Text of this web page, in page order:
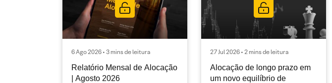
6 Ago 2026 • 3 mins de leitura
Relatório Mensal de Alocação
| Agosto 2026
27 Jul 2026 • 2 mins de leitura
Alocação de longo prazo em
um novo equilíbrio de